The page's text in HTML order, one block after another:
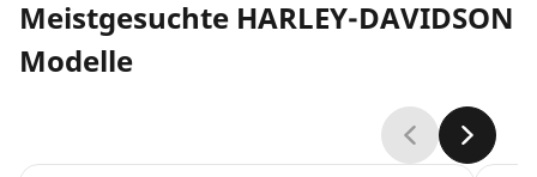
Meistgesuchte HARLEY-DAVIDSON
Modelle